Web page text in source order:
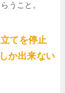
うこと。
てを停止
か出来ない